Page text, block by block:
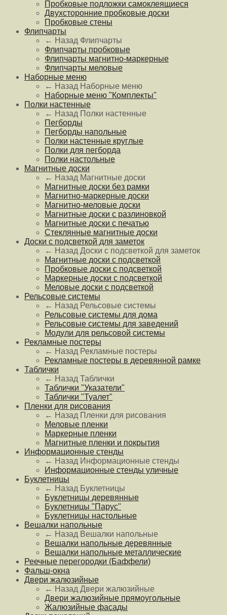
Пробковые подложки самоклеящиеся
Двухсторонние пробковые доски
Пробковые стены
Флипчарты
← Назад Флипчарты
Флипчарты пробковые
Флипчарты магнитно-маркерные
Флипчарты меловые
Наборные меню
← Назад Наборные меню
Наборные меню "Комплекты"
Полки настенные
← Назад Полки настенные
Пегборды
Пегборды напольные
Полки настенные круглые
Полки для пегборда
Полки настольные
Магнитные доски
← Назад Магнитные доски
Магнитные доски без рамки
Магнитно-маркерные доски
Магнитно-меловые доски
Магнитные доски с разлиновкой
Магнитные доски с печатью
Стеклянные магнитные доски
Доски с подсветкой для заметок
← Назад Доски с подсветкой для заметок
Магнитные доски с подсветкой
Пробковые доски с подсветкой
Маркерные доски с подсветкой
Меловые доски с подсветкой
Рельсовые системы
← Назад Рельсовые системы
Рельсовые системы для дома
Рельсовые системы для заведений
Модули для рельсовой системы
Рекламные постеры
← Назад Рекламные постеры
Рекламные постеры в деревянной рамке
Таблички
← Назад Таблички
Таблички "Указатели"
Таблички "Туалет"
Пленки для рисования
← Назад Пленки для рисования
Меловые пленки
Маркерные пленки
Магнитные пленки и покрытия
Информационные стенды
← Назад Информационные стенды
Информационные стенды уличные
Буклетницы
← Назад Буклетницы
Буклетницы деревянные
Буклетницы "Парус"
Буклетницы настольные
Вешалки напольные
← Назад Вешалки напольные
Вешалки напольные деревянные
Вешалки напольные металлические
Реечные перегородки (Баффели)
Фальш-окна
Двери жалюзийные
← Назад Двери жалюзийные
Двери жалюзийные прямоугольные
Жалюзийные фасады